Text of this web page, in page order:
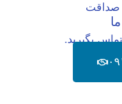
بگیرید.